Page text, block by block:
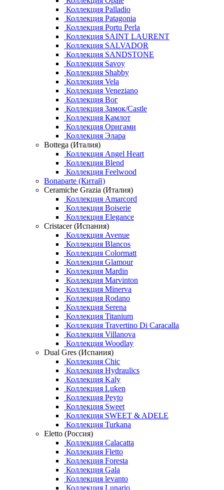
Коллекция Palladio
Коллекция Patagonia
Коллекция Portu Perla
Коллекция SAINT LAURENT
Коллекция SALVADOR
Коллекция SANDSTONE
Коллекция Savoy
Коллекция Shabby
Коллекция Vela
Коллекция Veneziano
Коллекция Вог
Коллекция Замок/Castle
Коллекция Камлот
Коллекция Оригами
Коллекция Элара
Bottega (Италия)
Коллекция Angel Heart
Коллекция Blend
Коллекция Feelwood
Bonaparte (Китай)
Ceramiche Grazia (Италия)
Коллекция Amarcord
Коллекция Boiserie
Коллекция Elegance
Cristacer (Испания)
Коллекция Avenue
Коллекция Blancos
Коллекция Colormatt
Коллекция Glamour
Коллекция Mardin
Коллекция Marvinton
Коллекция Minerva
Коллекция Rodano
Коллекция Serena
Коллекция Titanium
Коллекция Travertino Di Caracalla
Коллекция Villanova
Коллекция Woodlay
Dual Gres (Испания)
Коллекция Chic
Коллекция Hydraulics
Коллекция Kaly
Коллекция Luken
Коллекция Peyto
Коллекция Sweet
Коллекция SWEET & ADELE
Коллекция Turkana
Eletto (Россия)
Коллекция Calacatta
Коллекция Fletto
Коллекция Foresta
Коллекция Gala
Коллекция levanto
Коллекция Lunario